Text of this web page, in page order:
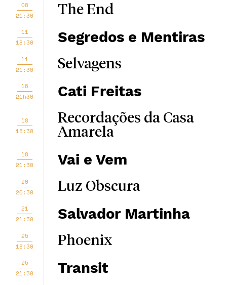
08
21:30
The End
11
18:30
Segredos e Mentiras
11
21:30
Selvagens
16
21h30
Cati Freitas
18
18:30
Recordações da Casa
Amarela
18
21:30
Vai e Vem
20
20:30
Luz Obscura
21
21:30
Salvador Martinha
25
18:30
Phoenix
25
21:30
Transit